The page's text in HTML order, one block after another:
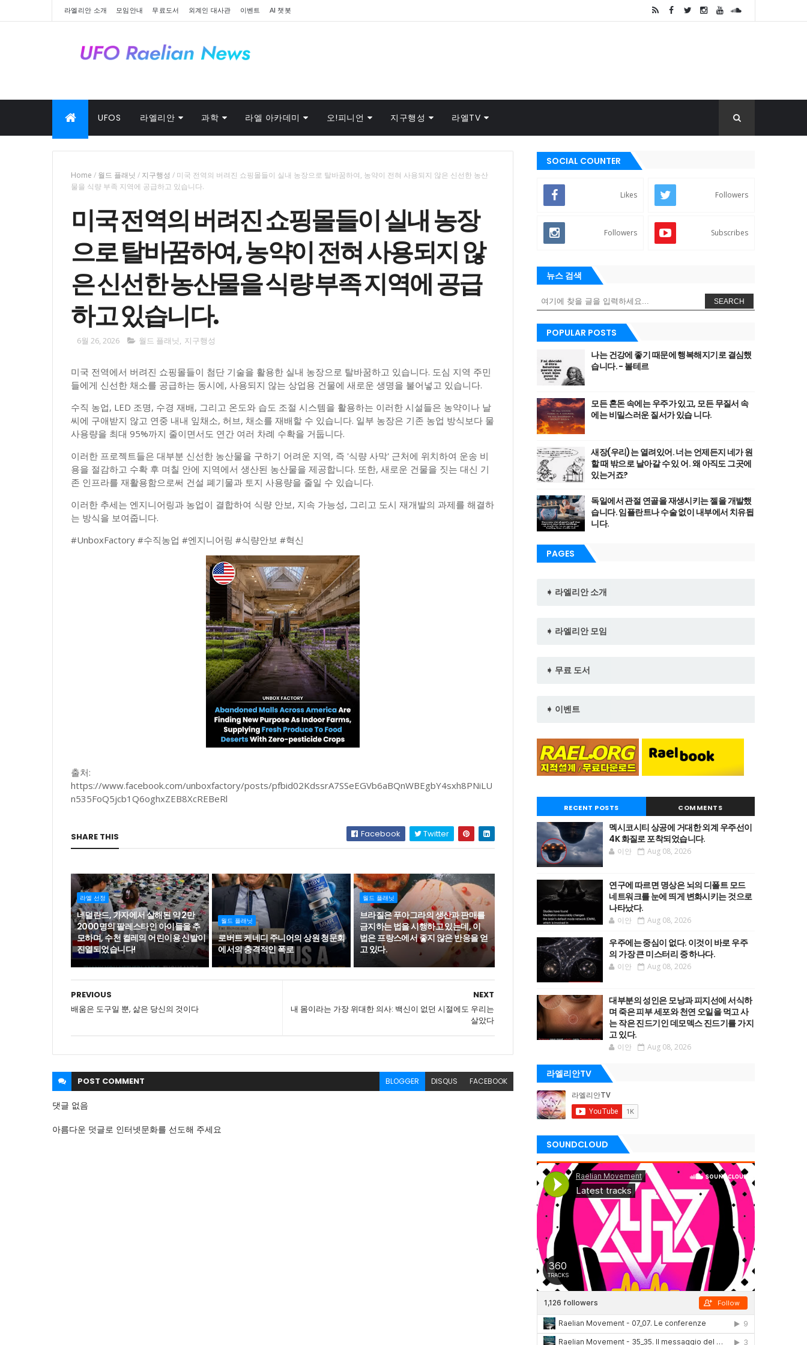
라엘리안 소개 모임안내 무료도서 외계인 대사관 이벤트 AI 챗봇
UFOS 라엘리안 과학 라엘 아카데미 오!피니언 지구행성 라엘TV
Home / 월드 플래닛 / 지구행성 / 미국 전역의 버려진 쇼핑몰들이 실내 농장으로 탈바꿈하여, 농약이 전혀 사용되지 않은 신선한 농산
물을 식량 부족 지역에 공급하고 있습니다.
미국 전역의 버려진 쇼핑몰들이 실내 농장
으로 탈바꿈하여, 농약이 전혀 사용되지 않
은 신선한 농산물을 식량 부족 지역에 공급
하고 있습니다.
6월 26, 2026 월드 플래닛, 지구행성
미국 전역에서 버려진 쇼핑몰들이 첨단 기술을 활용한 실내 농장으로 탈바꿈하고 있습니다. 도심 지역 주민
들에게 신선한 채소를 공급하는 동시에, 사용되지 않는 상업용 건물에 새로운 생명을 불어넣고 있습니다.
수직 농업, LED 조명, 수경 재배, 그리고 온도와 습도 조절 시스템을 활용하는 이러한 시설들은 농약이나 날
씨에 구애받지 않고 연중 내내 잎채소, 허브, 채소를 재배할 수 있습니다. 일부 농장은 기존 농업 방식보다 물
사용량을 최대 95%까지 줄이면서도 연간 여러 차례 수확을 거둡니다.
이러한 프로젝트들은 대부분 신선한 농산물을 구하기 어려운 지역, 즉 '식량 사막' 근처에 위치하여 운송 비
용을 절감하고 수확 후 며칠 안에 지역에서 생산된 농산물을 제공합니다. 또한, 새로운 건물을 짓는 대신 기
존 인프라를 재활용함으로써 건설 폐기물과 토지 사용량을 줄일 수 있습니다.
이러한 추세는 엔지니어링과 농업이 결합하여 식량 안보, 지속 가능성, 그리고 도시 재개발의 과제를 해결하
는 방식을 보여줍니다.
#UnboxFactory #수직농업 #엔지니어링 #식량안보 #혁신
출처:
https://www.facebook.com/unboxfactory/posts/pfbid02KdssrA7SSeEGVb6aBQnWBEgbY4sxh8PNiLU
n535FoQ5jcb1Q6oghxZEB8XcREBeRl
SHARE THIS Facebook Twitter
라엘 선정
네덜란드, 가자에서 살해된 약 2만
2000명의 팔레스타인 아이들을 추
모하며, 수천 켤레의 어린이용 신발이
진열되었습니다!
월드 플래닛
로버트 케네디 주니어의 상원 청문회
에서의 충격적인 폭로
월드 플래닛
브라질은 푸아그라의 생산과 판매를
금지하는 법을 시행하고 있는데, 이
법은 프랑스에서 좋지 않은 반응을 얻
고 있다.
NEXT
내 몸이라는 가장 위대한 의사: 백신이 없던 시절에도 우리는
살았다
PREVIOUS
배움은 도구일 뿐, 삶은 당신의 것이다
POST COMMENT BLOGGER DISQUS FACEBOOK
댓글 없음
아름다운 덧글로 인터넷문화를 선도해 주세요
SOCIAL COUNTER
Likes Followers
Followers Subscribes
뉴스 검색
SEARCH
POPULAR POSTS
나는 건강에 좋기 때문에 행복해지기로 결심했
습니다. - 볼테르
모든 혼돈 속에는 우주가 있고, 모든 무질서 속
에는 비밀스러운 질서가 있습 니다.
새장(우리)는 열려있어. 너는 언제든지 네가 원
할 때 밖으로 날아갈 수 있 어. 왜 아직도 그곳에
있는거죠?
독일에서 관절 연골을 재생시키는 젤을 개발했
습니다. 임플란트나 수술 없이 내부에서 치유됩
니다.
PAGES
➧ 라엘리안 소개
➧ 라엘리안 모임
➧ 무료 도서
➧ 이벤트
RECENT POSTS COMMENTS
멕시코시티 상공에 거대한 외계 우주선이
4K 화질로 포착되었습니다.
이안 Aug 08, 2026
연구에 따르면 명상은 뇌의 디폴트 모드
네트워크를 눈에 띄게 변화시키는 것으로
나타났다.
이안 Aug 08, 2026
우주에는 중심이 없다. 이것이 바로 우주
의 가장 큰 미스터리 중 하나다.
이안 Aug 08, 2026
대부분의 성인은 모낭과 피지선에 서식하
며 죽은 피부 세포와 천연 오일을 먹고 사
는 작은 진드기인 데모덱스 진드기를 가지
고 있다.
이안 Aug 08, 2026
라엘리안TV
SOUNDCLOUD